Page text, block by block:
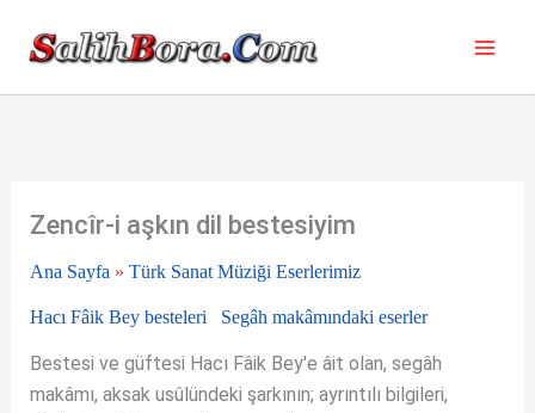
Zencîr-i aşkın dil bestesiyim
Ana Sayfa » Türk Sanat Müziği Eserlerimiz
Hacı Fâik Bey besteleri Segâh makâmındaki eserler
Bestesi ve güftesi Hacı Fâik Bey'e âit olan, segâh
makâmı, aksak usûlündeki şarkının; ayrıntılı bilgileri,